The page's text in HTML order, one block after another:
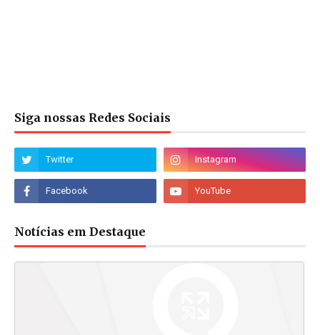
Siga nossas Redes Sociais
Notícias em Destaque